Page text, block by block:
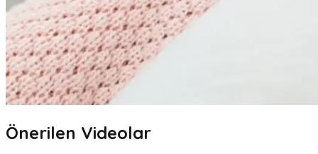
Önerilen Videolar